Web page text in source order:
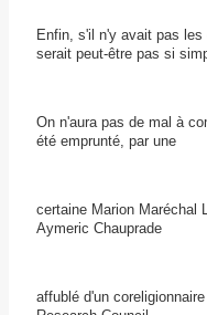
Enfin, s'il n'y avait pas
serait peut-être pas si
On n'aura pas de mal à
été emprunté, par une
certaine Marion Maréchal
Aymeric Chauprade
affublé d'un